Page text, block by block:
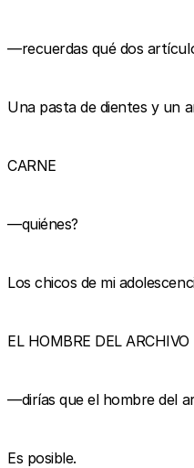
—recuerdas qué dos
Una pasta de dientes y un
CARNE
—quiénes?
Los chicos de mi
EL HOMBRE DEL ARCHIVO
—dirías que el hombre del
Es posible.